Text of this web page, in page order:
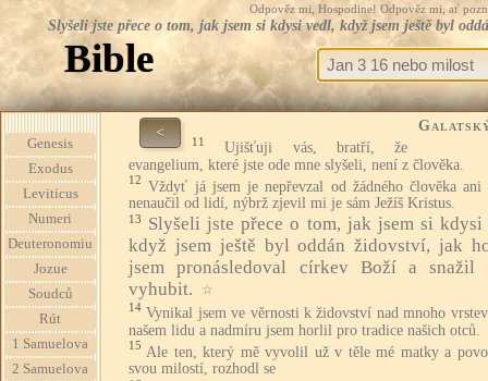
Odpověz mi, Hospodine! Odpověz mi, ať
Slyšeli jste přece o tom, jak jsem si kdysi vedl, když jsem ještě byl
Bible
Genesis
Exodus
Leviticus
Numeri
Deuteronomiu
Jozue
Soudců
Rút
1 Samuelova
2 Samuelova
<
11
Ujišťuji vás, bratří, že
evangelium, které jste ode mne slyšeli, není z člověka.
12
Vždyť já jsem je nepřevzal od žádného člověka ani
nenaučil od lidí, nýbrž zjevil mi je sám Ježíš Kristus.
13
Slyšeli jste přece o tom, jak jsem si kdysi
když jsem ještě byl oddán židovství, jak
jsem pronásledoval církev Boží a
vyhubit.
☆
14 Vynikal jsem ve věrnosti k židovství nad mnoho
našem lidu a nadmíru jsem horlil pro tradice našich otců.
15 Ale ten, který mě vyvolil už v těle mé matky a
svou milostí, rozhodl se